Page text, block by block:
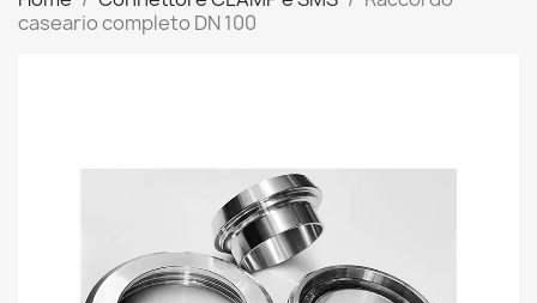
caseario completo DN 100